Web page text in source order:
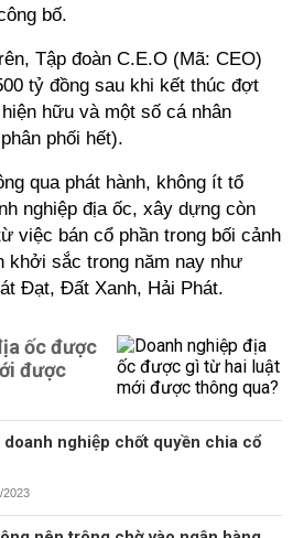
bố.
Tập đoàn C.E.O (Mã: CEO)
tỷ đồng sau khi kết thúc đợt
hữu và một số cá nhân
phối hết).
qua phát hành, không ít tổ
nghiệp địa ốc, xây dựng còn
việc bán cổ phần trong bối cảnh
khởi sắc trong năm nay như
Đạt, Đất Xanh, Hải Phát.
ốc được
được
doanh nghiệp chốt quyền chia cổ
2023